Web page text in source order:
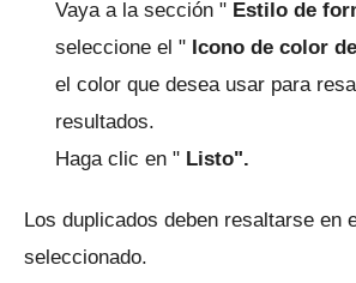
Vaya a la sección " Estilo de
seleccione el " Icono de color
el color que desea usar para
resultados.
Haga clic en " Listo".
Los duplicados deben resaltarse en
seleccionado.